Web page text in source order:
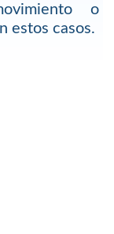
o
estos casos.